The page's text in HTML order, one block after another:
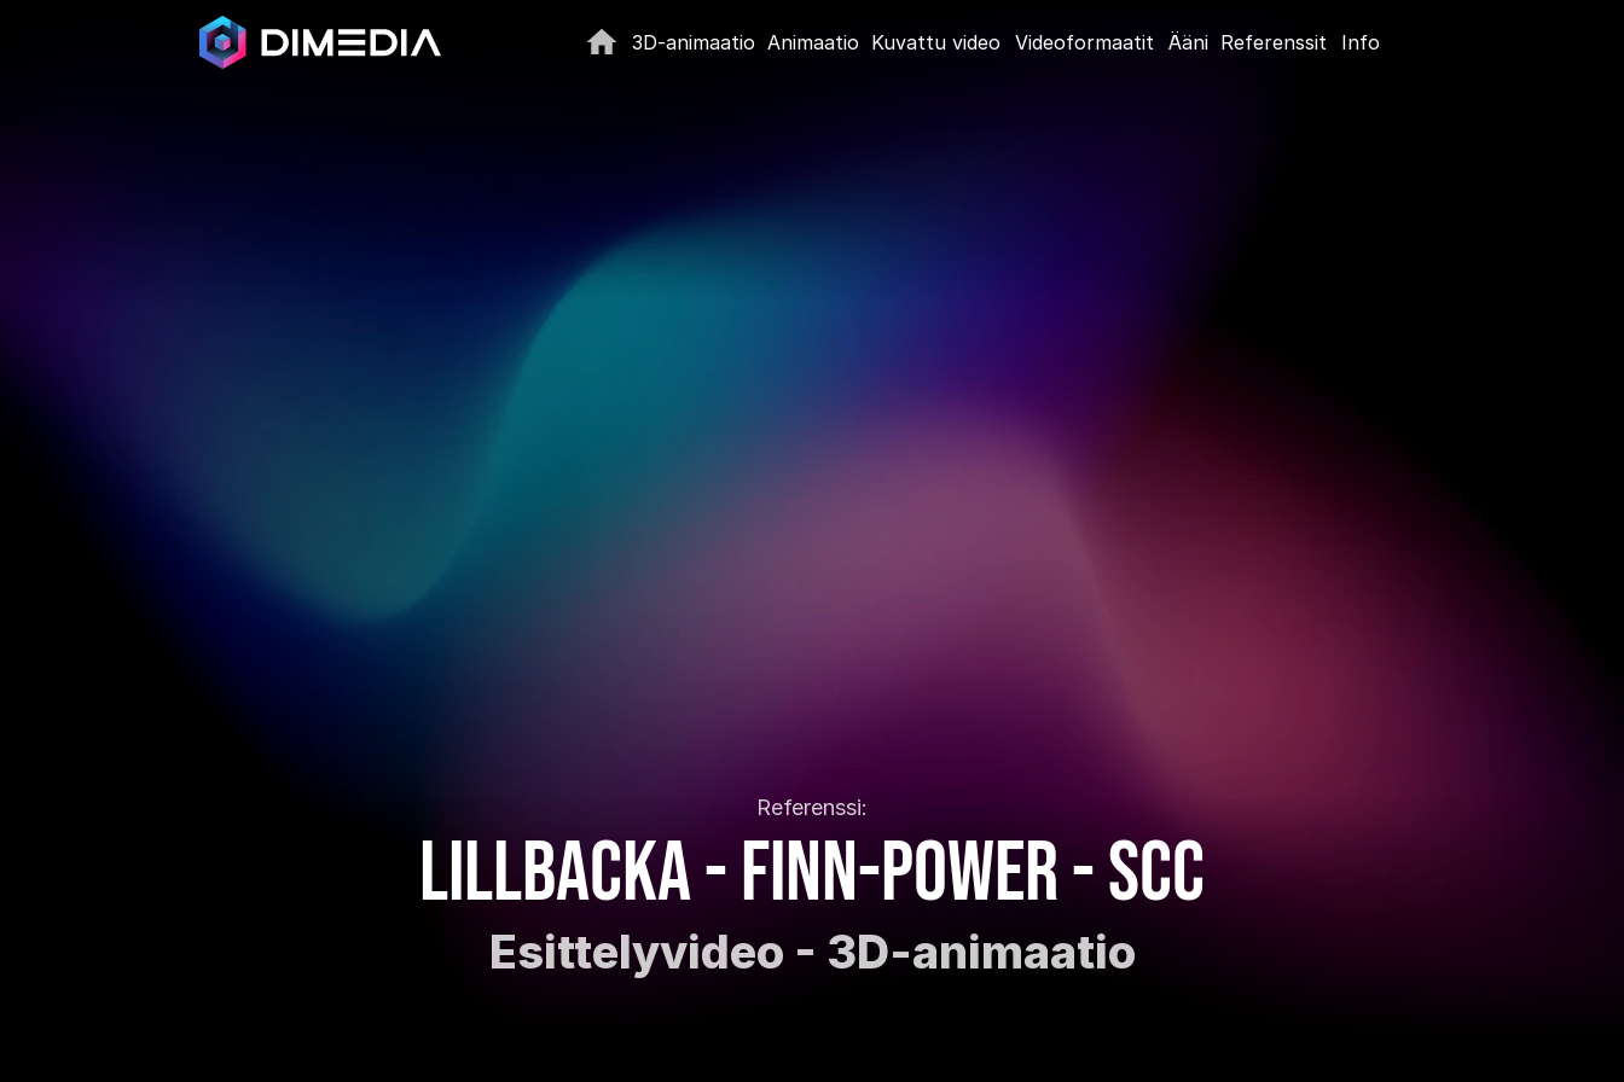
3D-animaatio Animaatio Kuvattu video Videoformaatit Ääni Referenssit Info
Referenssi:
Lillbacka - Finn-Power - SCC
Esittelyvideo - 3D-animaatio